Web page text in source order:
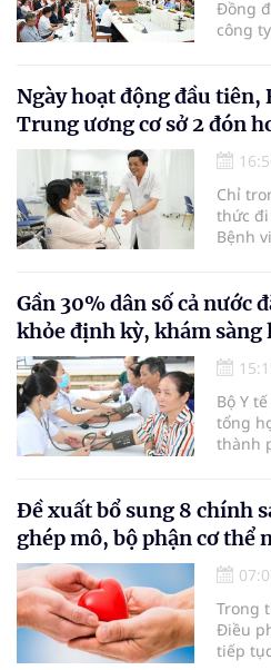
Đồng
công
tác
trong
hàng
đường
Ngày hoạt động đầu tiên,
Trung ương cơ sở 2 đón
Chỉ
thức đi
Bệnh
em bé
Gần 30% dân số cả nước
khỏe định kỳ, khám sàng
Bộ Y
tổng
thành
nhận
30%
sức
Đề xuất bổ sung 8 chính
ghép mô, bộ phận cơ thể
Trong
Điều
tiếp